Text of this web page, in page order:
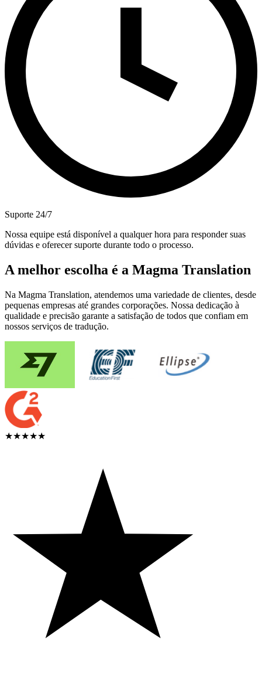
Suporte 24/7
Nossa equipe está disponível a qualquer hora para responder suas
dúvidas e oferecer suporte durante todo o processo.
A melhor escolha é a Magma Translation
Na Magma Translation, atendemos uma variedade de clientes, desde
pequenas empresas até grandes corporações. Nossa dedicação à
qualidade e precisão garante a satisfação de todos que confiam em
nossos serviços de tradução.
★★★★★